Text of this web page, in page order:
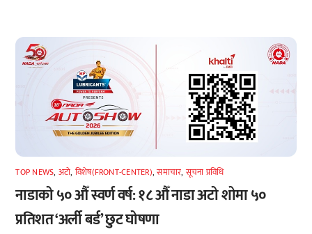
TOP NEWS, अटाे, विशेष(FRONT-CENTER),समाचार, सूचना प्रविधि
नाडाको ५० औँ स्वर्ण वर्ष: १८ औँ नाडा अटो शोमा ५०
प्रतिशत ‘अर्ली बर्ड’ छुट घोषणा